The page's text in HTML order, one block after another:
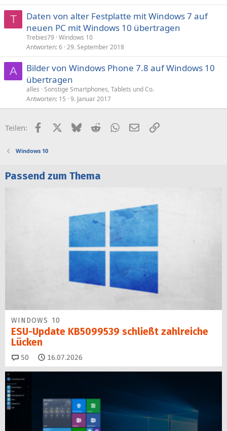
p
T
Daten von alter Festplatte mit Windows 7 auf
neuen PC mit Windows 10 übertragen
Trebies79 Windows 10
Antworten 6 29. September 2018
A
Bilder von Windows Phone 7.8 auf Windows 10
übertragen
alles Sonstige Smartphones, Tablets und Co.
Antworten 15 9. Januar 2017
Teilen: FacebookX (Twitter)
BlueskyRedditWhatsApp
E-MailLink
Windows 10
Passend zum Thema
WINDOWS 10
ESU-Update KB5099539 schließt zahlreiche
Lücken
50 Kommentare
16.07.2026